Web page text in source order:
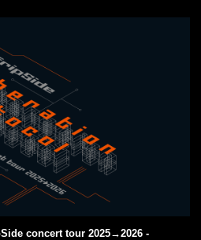
concert tour 2025→2026 -